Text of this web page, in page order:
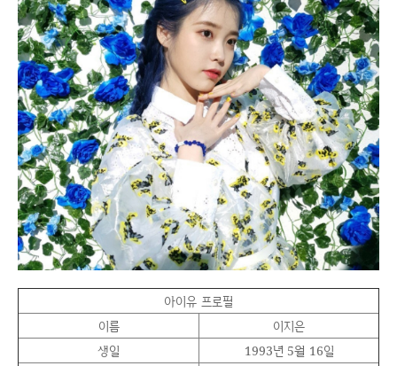
아이유 프로필
이름
이지은
생일
1993년 5월 16일